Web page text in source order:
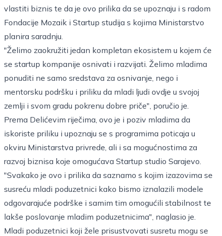
vlastiti biznis te da je ovo prilika da se upoznaju i s radom
Fondacije Mozaik i Startup studija s kojima Ministarstvo
planira saradnju.
"Želimo zaokružiti jedan kompletan ekosistem u kojem će
se startup kompanije osnivati i razvijati. Želimo mladima
ponuditi ne samo sredstava za osnivanje, nego i
mentorsku podršku i priliku da mladi ljudi ovdje u svojoj
zemlji i svom gradu pokrenu dobre priče", poručio je.
Prema Delićevim riječima, ovo je i poziv mladima da
iskoriste priliku i upoznaju se s programima poticaja u
okviru Ministarstva privrede, ali i sa mogućnostima za
razvoj biznisa koje omogućava Startup studio Sarajevo.
"Svakako je ovo i prilika da saznamo s kojim izazovima se
susreću mladi poduzetnici kako bismo iznalazili modele
odgovarajuće podrške i samim tim omogućili stabilnost te
lakše poslovanje mladim poduzetnicima", naglasio je.
Mladi poduzetnici koji žele prisustvovati susretu mogu se